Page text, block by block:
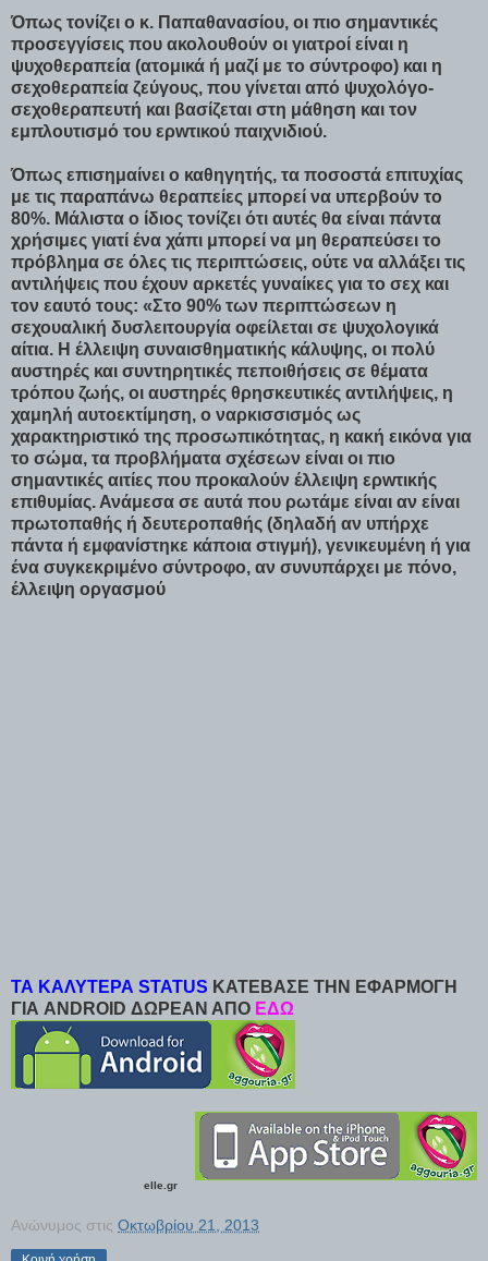
Όπως τονίζει ο κ. Παπαθανασίου, οι πιο σημαντικές
προσεγγίσεις που ακολουθούν οι γιατροί είναι η
ψυχοθεραπεία (ατομικά ή μαζί με το σύντροφο) και η
σεχοθεραπεία ζεύγους, που γίνεται από ψυχολόγο-
σεχοθεραπευτή και βασίζεται στη μάθηση και τον
εμπλουτισμό του ερwτικού παιχνιδιού.
Όπως επισημαίνει ο καθηγητής, τα ποσοστά επιτυχίας
με τις παραπάνω θεραπείες μπορεί να υπερβούν το
80%. Μάλιστα ο ίδιος τονίζει ότι αυτές θα είναι πάντα
χρήσιμες γιατί ένα χάπι μπορεί να μη θεραπεύσει το
πρόβλημα σε όλες τις περιπτώσεις, ούτε να αλλάξει τις
αντιλήψεις που έχουν αρκετές γυναίκες για το σεχ και
τον εαυτό τους: «Στο 90% των περιπτώσεων η
σεχουαλική δυσλειτουργία οφείλεται σε ψυχολογικά
αίτια. Η έλλειψη συναισθηματικής κάλυψης, οι πολύ
αυστηρές και συντηρητικές πεποιθήσεις σε θέματα
τρόπου ζωής, οι αυστηρές θρησκευτικές αντιλήψεις, η
χαμηλή αυτοεκτίμηση, ο ναρκισσισμός ως
χαρακτηριστικό της προσωπικότητας, η κακή εικόνα για
το σώμα, τα προβλήματα σχέσεων είναι οι πιο
σημαντικές αιτίες που προκαλούν έλλειψη ερwτικής
επιθυμίας. Ανάμεσα σε αυτά που ρωτάμε είναι αν είναι
πρωτοπαθής ή δευτεροπαθής (δηλαδή αν υπήρχε
πάντα ή εμφανίστηκε κάποια στιγμή), γενικευμένη ή για
ένα συγκεκριμένο σύντροφο, αν συνυπάρχει με πόνο,
έλλειψη οργασμού
ΤΑ ΚΑΛΥΤΕΡΑ STATUS ΚΑΤΕΒΑΣΕ ΤΗΝ ΕΦΑΡΜΟΓΗ
ΓΙΑ ANDROID ΔΩΡΕΑΝ ΑΠΟ ΕΔΩ
elle.gr
Ανώνυμος στις Οκτωβρίου 21, 2013